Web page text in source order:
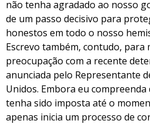
não tenha agradado ao nosso
de um passo decisivo para
honestos em todo o nosso
Escrevo também, contudo,
preocupação com a recente
anunciada pelo Representante
Unidos. Embora eu
tenha sido imposta até o
apenas inicia um processo de